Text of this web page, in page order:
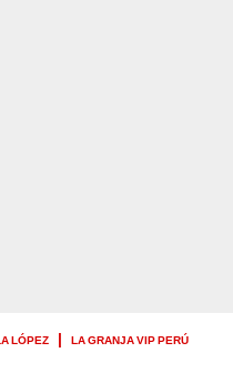
LÓPEZ LA GRANJA VIP PERÚ